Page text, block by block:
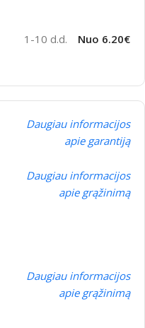
1-10 d.d. Nuo 6.20€
Daugiau informacijos
apie garantiją
Daugiau informacijos
apie grąžinimą
Daugiau informacijos
apie grąžinimą